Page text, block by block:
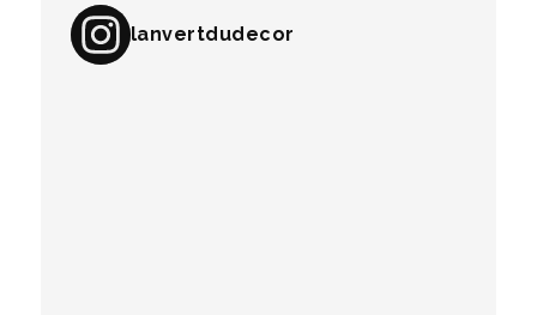
lanvertdudecor